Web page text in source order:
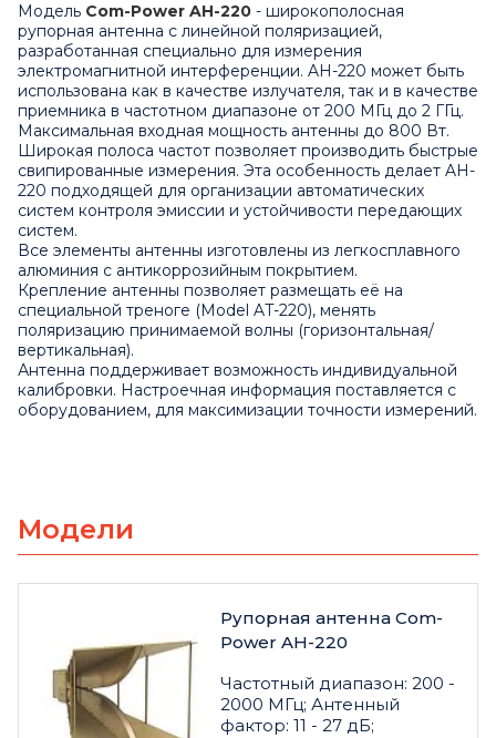
Модель Com-Power AH-220 - широкополосная
рупорная антенна с линейной поляризацией,
разработанная специально для измерения
электромагнитной интерференции. AH-220 может быть
использована как в качестве излучателя, так и в качестве
приемника в частотном диапазоне от 200 МГц до 2 ГГц.
Максимальная входная мощность антенны до 800 Вт.
Широкая полоса частот позволяет производить быстрые
свипированные измерения. Эта особенность делает AH-
220 подходящей для организации автоматических
систем контроля эмиссии и устойчивости передающих
систем.
Все элементы антенны изготовлены из легкосплавного
алюминия с антикоррозийным покрытием.
Крепление антенны позволяет размещать её на
специальной треноге (Model AT-220), менять
поляризацию принимаемой волны (горизонтальная/
вертикальная).
Антенна поддерживает возможность индивидуальной
калибровки. Настроечная информация поставляется с
оборудованием, для максимизации точности измерений.
Модели
Рупорная антенна Com-
Power AH-220
Частотный диапазон: 200 -
2000 МГц; Антенный
фактор: 11 - 27 дБ;